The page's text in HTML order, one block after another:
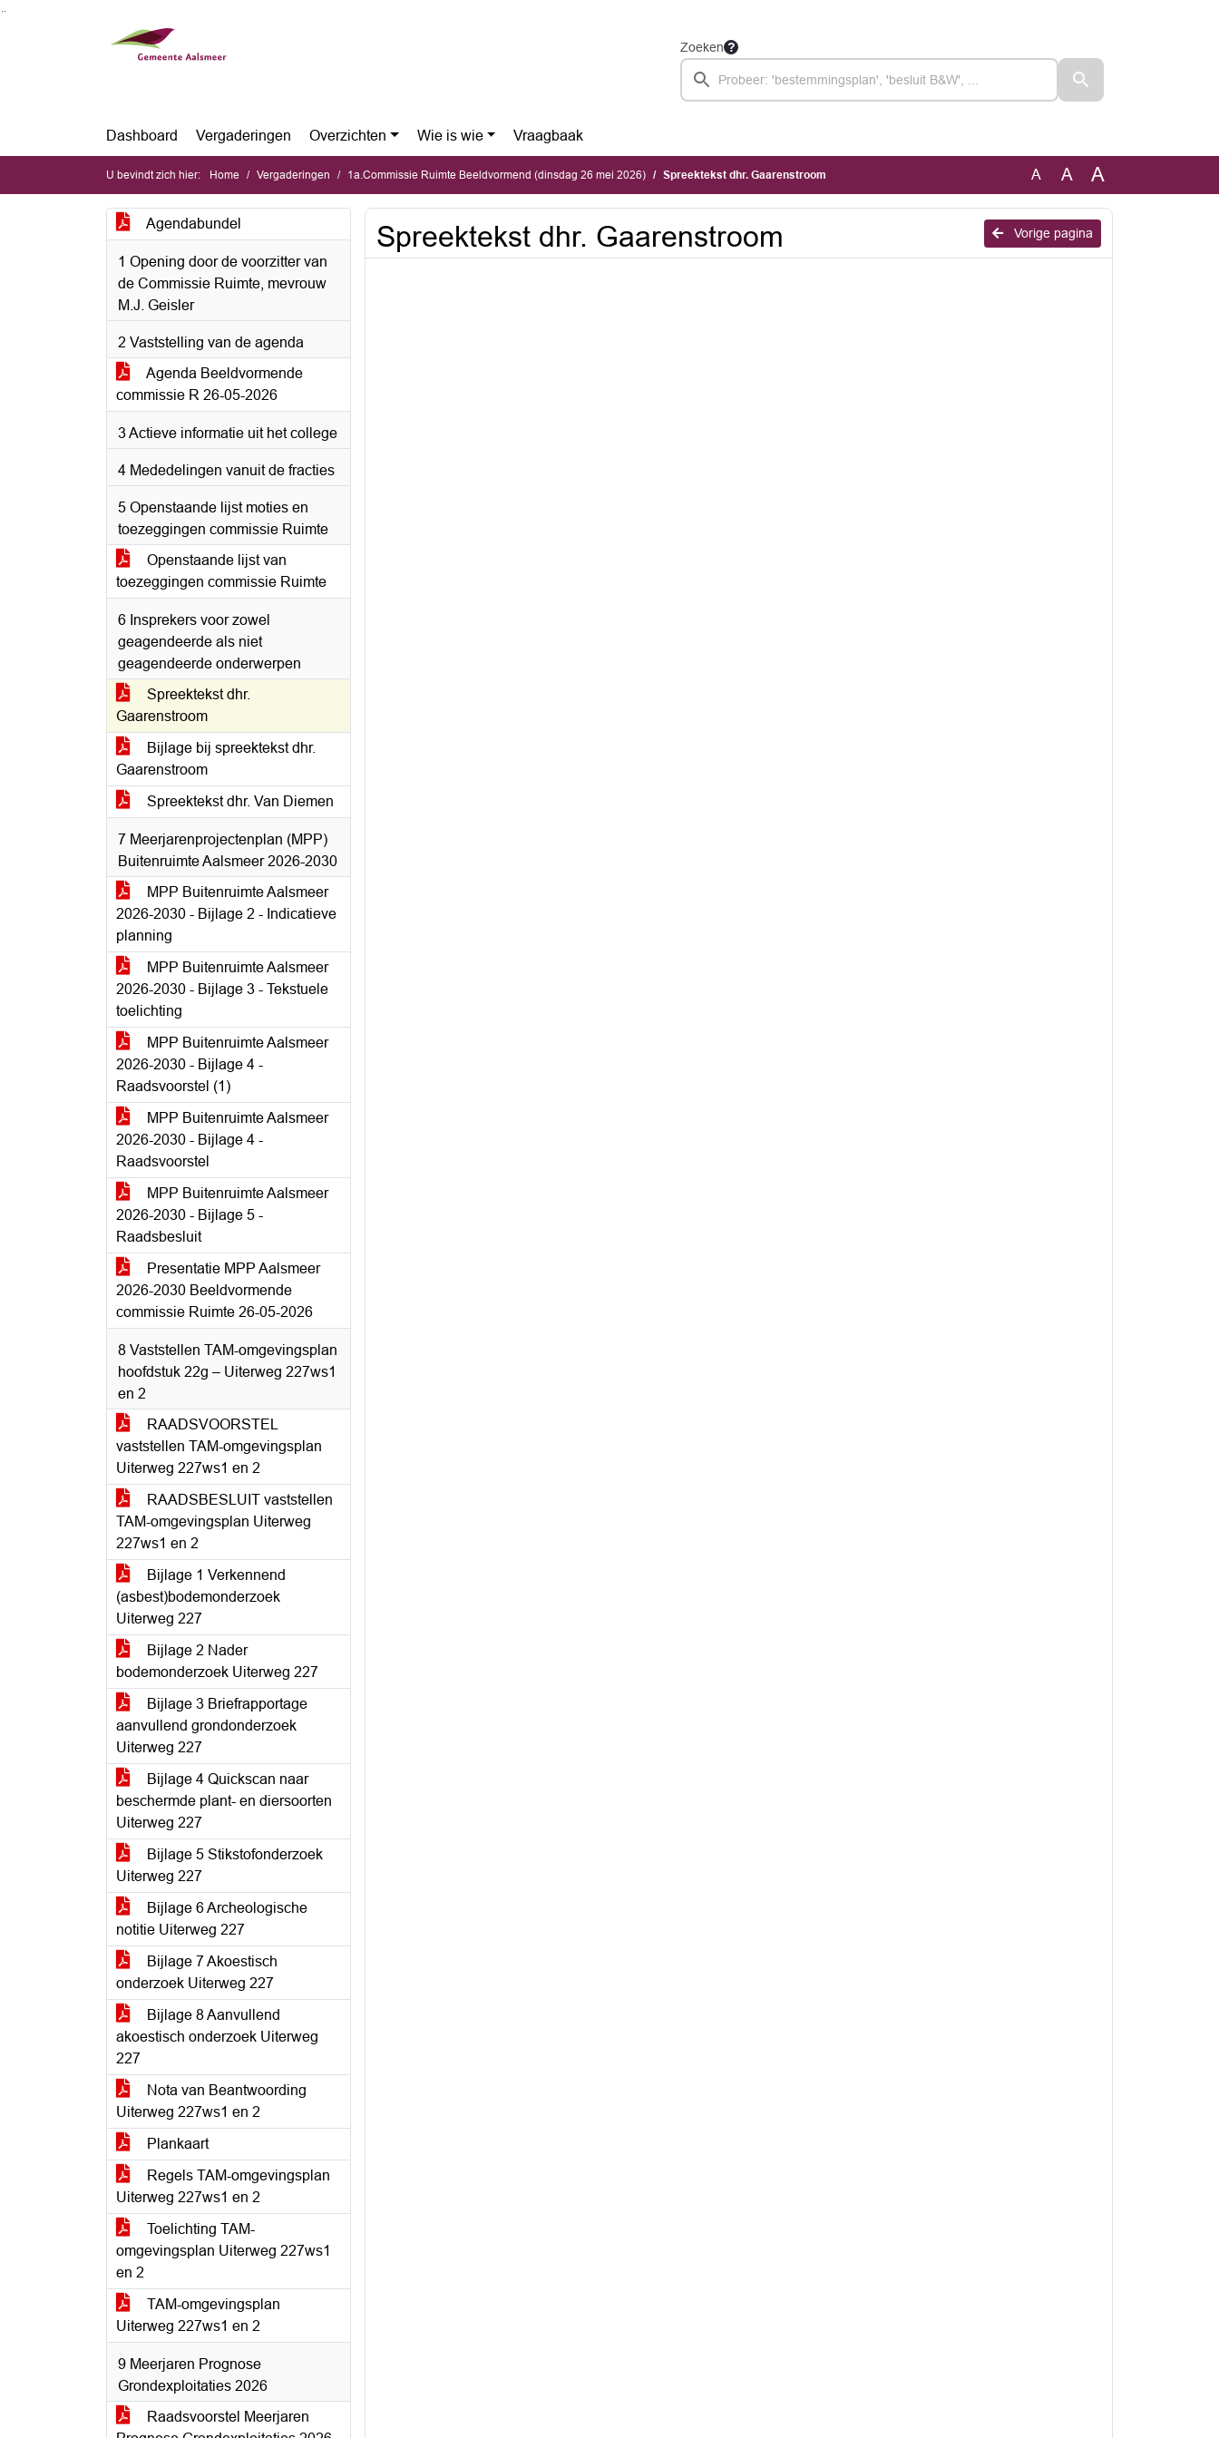
Zoeken
Dashboard Vergaderingen Overzichten Wie is wie Vraagbaak
U bevindt zich hier: Home Vergaderingen 1a.Commissie Ruimte Beeldvormend (dinsdag 26 mei 2026) Spreektekst dhr. Gaarenstroom A A A
Agendabundel
1 Opening door de voorzitter van
de Commissie Ruimte, mevrouw
M.J. Geisler
2 Vaststelling van de agenda
Agenda Beeldvormende
commissie R 26-05-2026
3 Actieve informatie uit het college
4 Mededelingen vanuit de fracties
5 Openstaande lijst moties en
toezeggingen commissie Ruimte
Openstaande lijst van
toezeggingen commissie Ruimte
6 Insprekers voor zowel
geagendeerde als niet
geagendeerde onderwerpen
Spreektekst dhr.
Gaarenstroom
Bijlage bij spreektekst dhr.
Gaarenstroom
Spreektekst dhr. Van Diemen
7 Meerjarenprojectenplan (MPP)
Buitenruimte Aalsmeer 2026-2030
MPP Buitenruimte Aalsmeer
2026-2030 - Bijlage 2 - Indicatieve
planning
MPP Buitenruimte Aalsmeer
2026-2030 - Bijlage 3 - Tekstuele
toelichting
MPP Buitenruimte Aalsmeer
2026-2030 - Bijlage 4 -
Raadsvoorstel (1)
MPP Buitenruimte Aalsmeer
2026-2030 - Bijlage 4 -
Raadsvoorstel
MPP Buitenruimte Aalsmeer
2026-2030 - Bijlage 5 -
Raadsbesluit
Presentatie MPP Aalsmeer
2026-2030 Beeldvormende
commissie Ruimte 26-05-2026
8 Vaststellen TAM-omgevingsplan
hoofdstuk 22g – Uiterweg 227ws1
en 2
RAADSVOORSTEL
vaststellen TAM-omgevingsplan
Uiterweg 227ws1 en 2
RAADSBESLUIT vaststellen
TAM-omgevingsplan Uiterweg
227ws1 en 2
Bijlage 1 Verkennend
(asbest)bodemonderzoek
Uiterweg 227
Bijlage 2 Nader
bodemonderzoek Uiterweg 227
Bijlage 3 Briefrapportage
aanvullend grondonderzoek
Uiterweg 227
Bijlage 4 Quickscan naar
beschermde plant- en diersoorten
Uiterweg 227
Bijlage 5 Stikstofonderzoek
Uiterweg 227
Bijlage 6 Archeologische
notitie Uiterweg 227
Bijlage 7 Akoestisch
onderzoek Uiterweg 227
Bijlage 8 Aanvullend
akoestisch onderzoek Uiterweg
227
Nota van Beantwoording
Uiterweg 227ws1 en 2
Plankaart
Regels TAM-omgevingsplan
Uiterweg 227ws1 en 2
Toelichting TAM-
omgevingsplan Uiterweg 227ws1
en 2
TAM-omgevingsplan
Uiterweg 227ws1 en 2
9 Meerjaren Prognose
Grondexploitaties 2026
Raadsvoorstel Meerjaren
Vorige pagina
Spreektekst dhr. Gaarenstroom